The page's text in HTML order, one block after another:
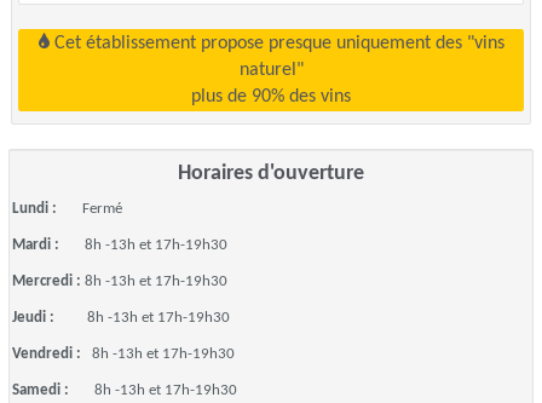
Cet établissement propose presque uniquement des "vins
naturel"
plus de 90% des vins
Horaires d'ouverture
Lundi : Fermé
Mardi : 8h -13h et 17h-19h30
Mercredi : 8h -13h et 17h-19h30
Jeudi : 8h -13h et 17h-19h30
Vendredi : 8h -13h et 17h-19h30
Samedi : 8h -13h et 17h-19h30